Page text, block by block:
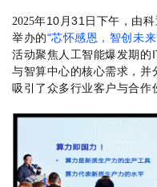
2025年10 月31 日下午，由
举办的“芯怀感恩，智创未来
活动聚焦人工智能爆发期的
与智算中心的核心需求，并
吸引了众多行业客户与合作